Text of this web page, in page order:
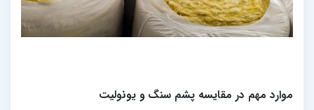
موارد مهم در مقایسه پشم سنگ و یونولیت